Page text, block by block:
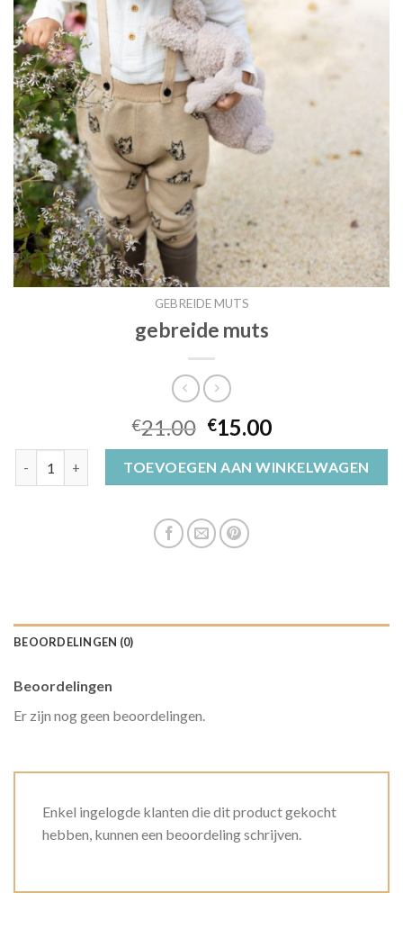
GEBREIDE MUTS
gebreide muts
€21.00 €15.00
gebreide muts aantalTOEVOEGEN AAN WINKELWAGEN
BEOORDELINGEN (0)
Beoordelingen
Er zijn nog geen beoordelingen.
Enkel ingelogde klanten die dit product gekocht
hebben, kunnen een beoordeling schrijven.